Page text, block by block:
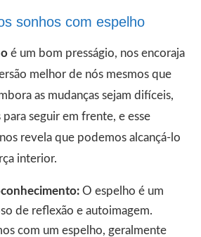
sonhos com espelho
é um bom presságio, nos encoraja
melhor de nós mesmos que
as mudanças sejam difíceis,
para seguir em frente, e esse
revela que podemos alcançá-lo
interior.
O espelho é um
de reflexão e autoimagem.
com um espelho, geralmente